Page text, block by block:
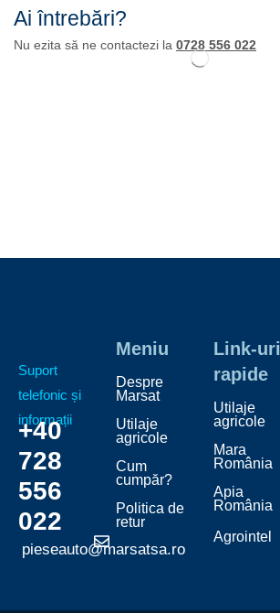
Ai întrebări?
Nu ezita să ne contactezi la 0728 556 022
Suport
telefonic și
informații
+40
728
556
022
pieseauto@marsatsa.ro
Meniu
Despre
Marsat
Utilaje
agricole
Cum
cumpăr?
Politica de
retur
Link-uri
rapide
Utilaje
agricole
Mara
România
Apia
România
Agrointel